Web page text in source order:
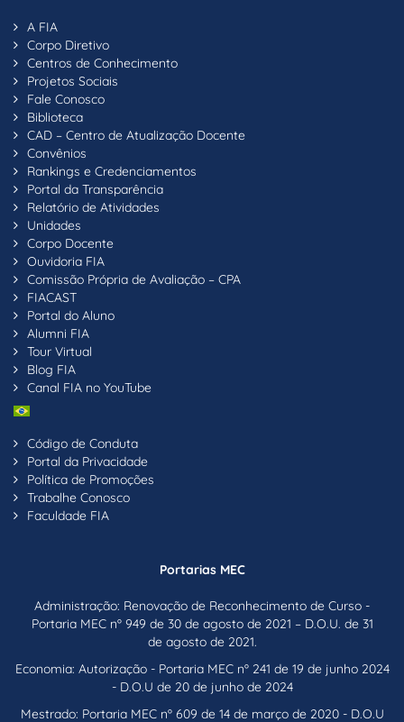
A FIA
Corpo Diretivo
Centros de Conhecimento
Projetos Sociais
Fale Conosco
Biblioteca
CAD – Centro de Atualização Docente
Convênios
Rankings e Credenciamentos
Portal da Transparência
Relatório de Atividades
Unidades
Corpo Docente
Ouvidoria FIA
Comissão Própria de Avaliação – CPA
FIACAST
Portal do Aluno
Alumni FIA
Tour Virtual
Blog FIA
Canal FIA no YouTube
Código de Conduta
Portal da Privacidade
Política de Promoções
Trabalhe Conosco
Faculdade FIA
Portarias MEC
Administração: Renovação de Reconhecimento de Curso -
Portaria MEC nº 949 de 30 de agosto de 2021 – D.O.U. de 31
de agosto de 2021.
Economia: Autorização - Portaria MEC nº 241 de 19 de junho 2024
- D.O.U de 20 de junho de 2024
Mestrado: Portaria MEC nº 609 de 14 de março de 2020 - D.O.U